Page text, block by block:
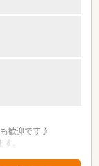
歓迎です♪
。